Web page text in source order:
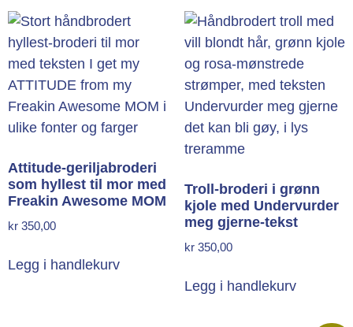
Attitude-geriljabroderi
som hyllest til mor med
Freakin Awesome MOM
kr 350,00
Legg i handlekurv
Troll-broderi i grønn
kjole med Undervurder
meg gjerne-tekst
kr 350,00
Legg i handlekurv